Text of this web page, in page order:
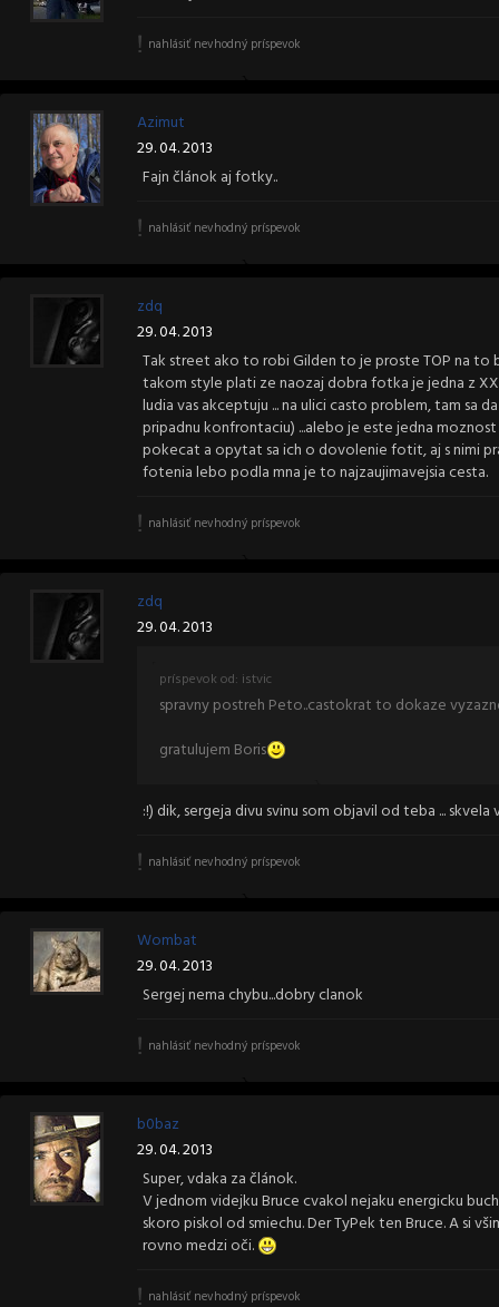
nahlásiť nevhodný príspevok
Azimut
29. 04. 2013
Fajn článok aj fotky..
nahlásiť nevhodný príspevok
zdq
29. 04. 2013
Tak street ako to robi Gilden to je proste TOP na
takom style plati ze naozaj dobra fotka je jedna z
ludia vas akceptuju ... na ulici casto problem, tam sa
pripadnu konfrontaciu) ...alebo je este jedna
pokecat a opytat sa ich o dovolenie fotit, aj s nimi
fotenia lebo podla mna je to najzaujimavejsia cesta.
nahlásiť nevhodný príspevok
zdq
29. 04. 2013
príspevok od: istvic
spravny postreh Peto..castokrat to dokaze
gratulujem Boris
:!) dik, sergeja divu svinu som objavil od teba ... skvela
nahlásiť nevhodný príspevok
Wombat
29. 04. 2013
Sergej nema chybu...dobry clanok
nahlásiť nevhodný príspevok
b0baz
29. 04. 2013
Super, vdaka za článok.
V jednom videjku Bruce cvakol nejaku energicku
skoro piskol od smiechu. Der TyPek ten Bruce. A si
rovno medzi oči.
nahlásiť nevhodný príspevok